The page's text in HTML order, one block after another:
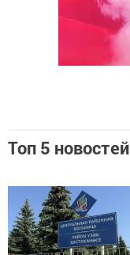
Топ 5 новостей